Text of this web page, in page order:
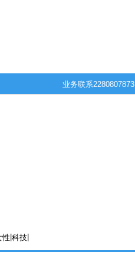
业务联系2280807873
性 科技